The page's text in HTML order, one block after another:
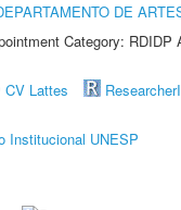
DE
Category: RDIDP
CV Lattes
Institucional UNESP